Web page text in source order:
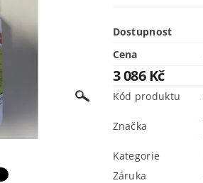
Dostupnost
Cena
3 086 Kč
Kód produktu
Značka
Kategorie
Záruka